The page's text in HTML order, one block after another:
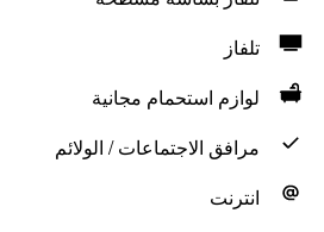
تلفاز
لوازم استحمام مجانية
مرافق الاجتماعات / الولائم
انترنت